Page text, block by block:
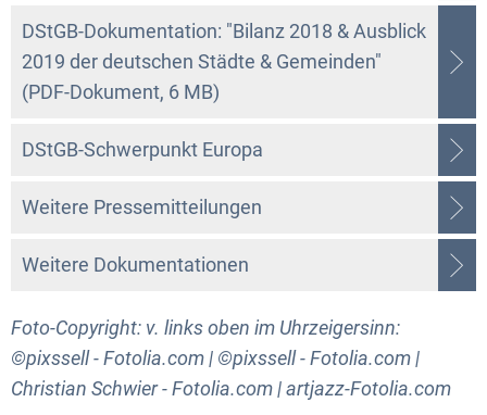
DStGB-Dokumentation: "Bilanz 2018 & Ausblick
2019 der deutschen Städte & Gemeinden"
(PDF-Dokument, 6 MB)
DStGB-Schwerpunkt Europa
Weitere Pressemitteilungen
Weitere Dokumentationen
Foto-Copyright: v. links oben im Uhrzeigersinn:
©pixssell - Fotolia.com | ©pixssell - Fotolia.com |
Christian Schwier - Fotolia.com | artjazz-Fotolia.com